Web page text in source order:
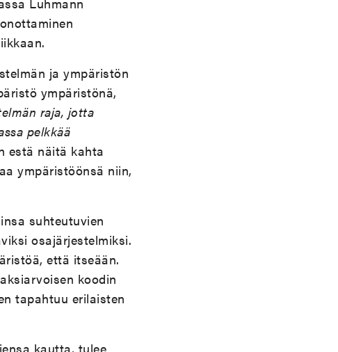
ja ympäristön
ympäristönä,
raja, jotta
pelkkää
estä näitä kahta
ympäristöönsä niin,
suhteutuvien
osajärjestelmiksi.
että itseään.
koodin
tapahtuu erilaisten
kautta, tulee